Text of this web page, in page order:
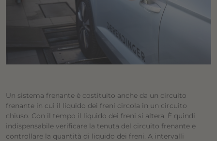
Un sistema frenante è costituito anche da un circuito
frenante in cui il liquido dei freni circola in un circuito
chiuso. Con il tempo il liquido dei freni si altera. È quindi
indispensabile verificare la tenuta del circuito frenante e
controllare la quantità di liquido dei freni. A intervalli